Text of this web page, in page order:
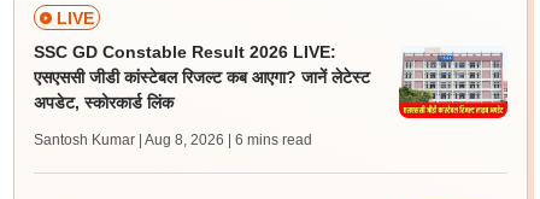
LIVE
SSC GD Constable Result 2026 LIVE:
एसएससी जीडी कांस्टेबल रिजल्ट कब आएगा? जानें लेटेस्ट
अपडेट, स्कोरकार्ड लिंक
Santosh Kumar | Aug 8, 2026 | 6 mins read